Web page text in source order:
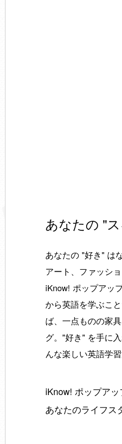
あなたの "
あなたの "好き" は
アート、ファッシ
iKnow! ポップアッ
から英語を学ぶこ
ば、一点ものの家
グ。"好き" を手に
んな楽しい英語学
iKnow! ポップアッ
あなたのライフス